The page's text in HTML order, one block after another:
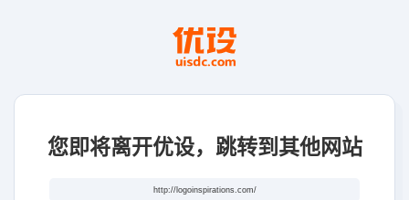
您即将离开优设，跳转到其他网站